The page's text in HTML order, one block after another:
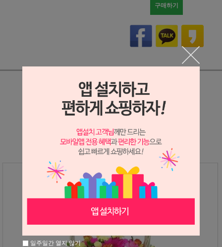
구매하기
상세정보 새창 열기
일주일간 열지 않기